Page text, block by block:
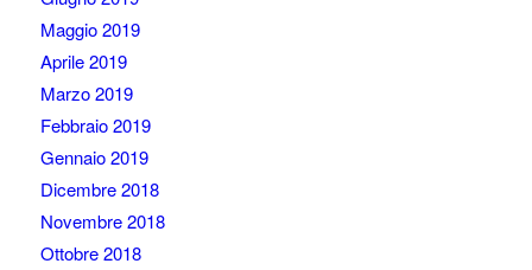
Maggio 2019
Aprile 2019
Marzo 2019
Febbraio 2019
Gennaio 2019
Dicembre 2018
Novembre 2018
Ottobre 2018